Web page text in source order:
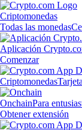
Criptomonedas
Todas las monedas
Aplicación
Comenzar
Criptomonedas
OnchainPara
Obtener extensión